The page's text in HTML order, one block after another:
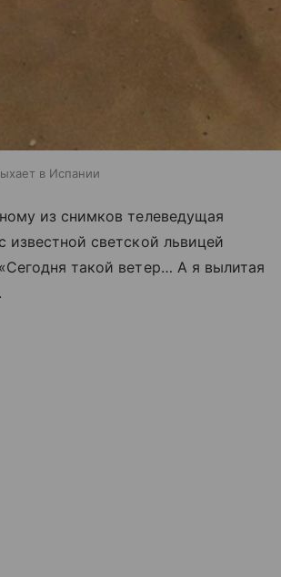
в Испании
из снимков телеведущая
известной светской львицей
такой ветер… А я вылитая